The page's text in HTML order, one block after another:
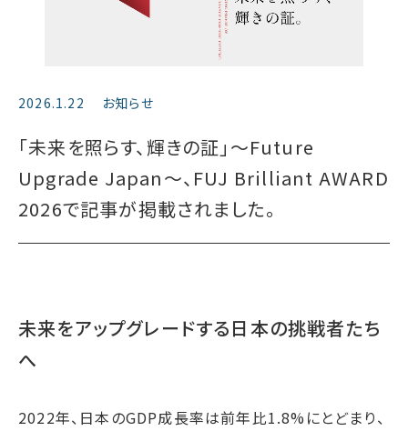
2026.1.22 お知らせ
「未来を照らす、輝きの証」〜Future
Upgrade Japan〜、FUJ Brilliant AWARD
2026で記事が掲載されました。
未来をアップグレードする日本の挑戦者たち
へ
2022年、日本のGDP成長率は前年比1.8%にとどまり、